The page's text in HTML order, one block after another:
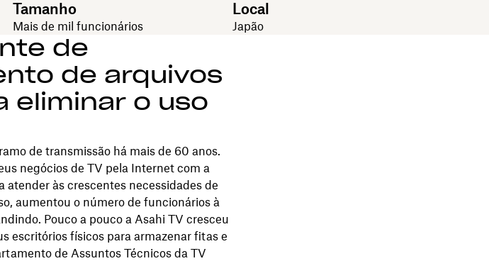
Tamanho
Mais de mil funcionários
Local
Japão
de
de arquivos
eliminar o uso
de transmissão há mais de 60 anos.
negócios de TV pela Internet com a
atender às crescentes necessidades de
aumentou o número de funcionários à
Pouco a pouco a Asahi TV cresceu
escritórios físicos para armazenar fitas e
de Assuntos Técnicos da TV